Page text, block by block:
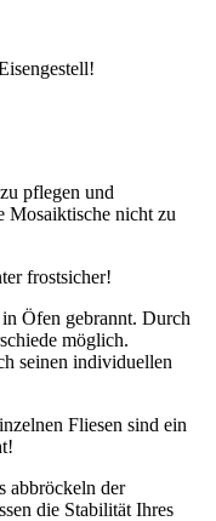
pflegen und
Mosaiktische nicht zu
frostsicher!
Öfen gebrannt. Durch
möglich.
seinen individuellen
Fliesen sind ein
abbröckeln der
die Stabilität Ihres